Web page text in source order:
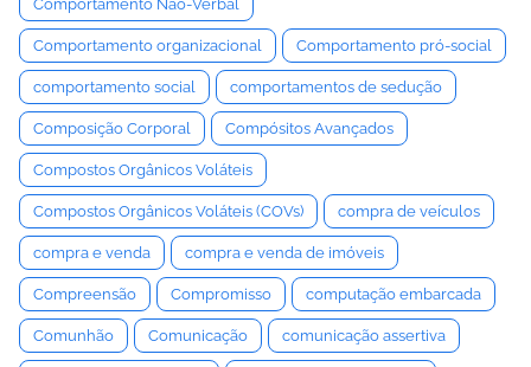
Comportamento Não-Verbal
Comportamento organizacional Comportamento pró-social
comportamento social comportamentos de sedução
Composição Corporal Compósitos Avançados
Compostos Orgânicos Voláteis
Compostos Orgânicos Voláteis (COVs) compra de veículos
compra e venda compra e venda de imóveis
Compreensão Compromisso computação embarcada
Comunhão Comunicação comunicação assertiva